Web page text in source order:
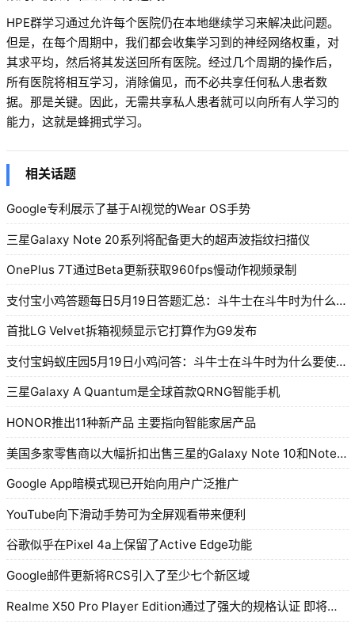
HPE群学习通过允许每个医院仍在本地继续学习来解决此问题。
但是，在每个周期中，我们都会收集学习到的神经网络权重，对
其求平均，然后将其发送回所有医院。经过几个周期的操作后，
所有医院将相互学习，消除偏见，而不必共享任何私人患者数
据。那是关键。因此，无需共享私人患者就可以向所有人学习的
能力，这就是蜂拥式学习。
相关话题
Google专利展示了基于AI视觉的Wear OS手势
三星Galaxy Note 20系列将配备更大的超声波指纹扫描仪
OnePlus 7T通过Beta更新获取960fps慢动作视频录制
支付宝小鸡答题每日5月19日答题汇总：斗牛士在斗牛时为什么要使用红色的布
首批LG Velvet拆箱视频显示它打算作为G9发布
支付宝蚂蚁庄园5月19日小鸡问答：斗牛士在斗牛时为什么要使用红色的布
三星Galaxy A Quantum是全球首款QRNG智能手机
HONOR推出11种新产品 主要指向智能家居产品
美国多家零售商以大幅折扣出售三星的Galaxy Note 10和Note 10+
Google App暗模式现已开始向用户广泛推广
YouTube向下滑动手势可为全屏观看带来便利
谷歌似乎在Pixel 4a上保留了Active Edge功能
Google邮件更新将RCS引入了至少七个新区域
Realme X50 Pro Player Edition通过了强大的规格认证 即将推出